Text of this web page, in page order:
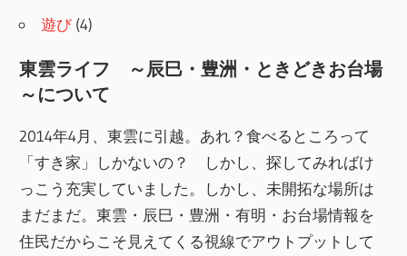
遊び (4)
東雲ライフ ～辰巳・豊洲・ときどきお台場
～について
2014年4月、東雲に引越。あれ？食べるところって
「すき家」しかないの？ しかし、探してみればけ
っこう充実していました。しかし、未開拓な場所は
まだまだ。東雲・辰巳・豊洲・有明・お台場情報を
住民だからこそ見えてくる視線でアウトプットして